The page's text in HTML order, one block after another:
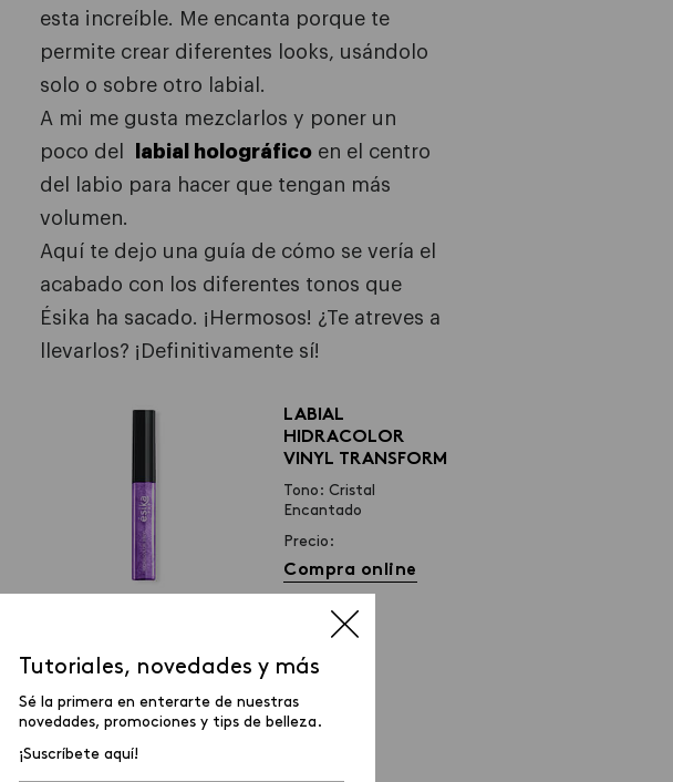
esta increíble. Me encanta porque te
permite crear diferentes looks, usándolo
solo o sobre otro labial.
A mi me gusta mezclarlos y poner un
poco del
labial holográfico en el centro
del labio para hacer que tengan más
volumen.
Aquí te dejo una guía de cómo se vería el
acabado con los diferentes tonos que
Ésika ha sacado. ¡Hermosos! ¿Te atreves a
llevarlos? ¡Definitivamente sí!
LABIAL
HIDRACOLOR
VINYL TRANSFORM
Tono: Cristal
Encantado
Precio:
Compra online
Tutoriales, novedades y más
Sé la primera en enterarte de nuestras
novedades, promociones y tips de belleza.
¡Suscríbete aquí!